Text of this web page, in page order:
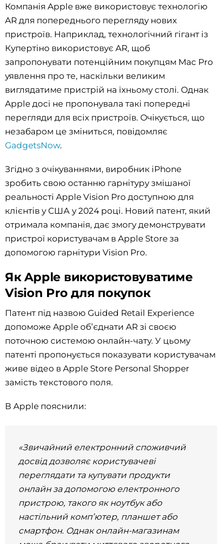
Компанія Apple вже використовує технологію
AR для попереднього перегляду нових
пристроїв. Наприклад, технологічний гігант із
Купертіно використовує AR, щоб
запропонувати потенційним покупцям Mac Pro
уявлення про те, наскільки великим
виглядатиме пристрій на їхньому столі. Однак
Apple досі не пропонувала такі попередні
перегляди для всіх пристроїв. Очікується, що
незабаром це зміниться, повідомляє
GadgetsNow.
Згідно з очікуваннями, виробник iPhone
зробить свою останню гарнітуру змішаної
реальності Apple Vision Pro доступною для
клієнтів у США у 2024 році. Новий патент, який
отримала компанія, дає змогу демонструвати
пристрої користувачам в Apple Store за
допомогою гарнітури Vision Pro.
Як Apple використовуватиме
Vision Pro для покупок
Патент під назвою Guided Retail Experience
допоможе Apple об’єднати AR зі своєю
поточною системою онлайн-чату. У цьому
патенті пропонується показувати користувачам
живе відео в Apple Store Personal Shopper
замість текстового поля.
В Apple пояснили:
«Звичайний електронний споживчий
досвід дозволяє користувачеві
переглядати та купувати продукти
онлайн за допомогою електронного
пристрою, такого як ноутбук або
настільний комп’ютер, планшет або
смартфон. Однак онлайн-магазинам